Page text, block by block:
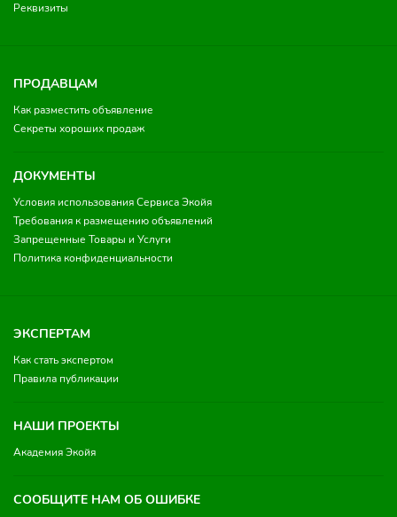
Реквизиты
ПРОДАВЦАМ
Как разместить объявление
Секреты хороших продаж
ДОКУМЕНТЫ
Условия использования Сервиса Экойя
Требования к размещению объявлений
Запрещенные Товары и Услуги
Политика конфиденциальности
ЭКСПЕРТАМ
Как стать экспертом
Правила публикации
НАШИ ПРОЕКТЫ
Академия Экойя
СООБЩИТЕ НАМ ОБ ОШИБКЕ